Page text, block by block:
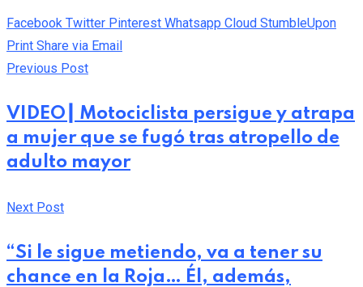
Facebook Twitter Pinterest Whatsapp Cloud StumbleUpon
Print Share via Email
Previous Post
VIDEO┃ Motociclista persigue y atrapa
a mujer que se fugó tras atropello de
adulto mayor
Next Post
“Si le sigue metiendo, va a tener su
chance en la Roja… Él, además,